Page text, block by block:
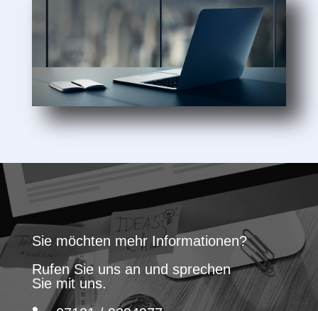
Sie möchten mehr Informationen?
Rufen Sie uns an und sprechen
Sie mit uns.